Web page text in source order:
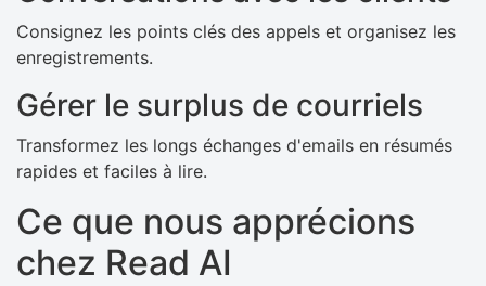
Consignez les points clés des appels et organisez les
enregistrements.
Gérer le surplus de courriels
Transformez les longs échanges d'emails en résumés
rapides et faciles à lire.
Ce que nous apprécions
chez Read AI